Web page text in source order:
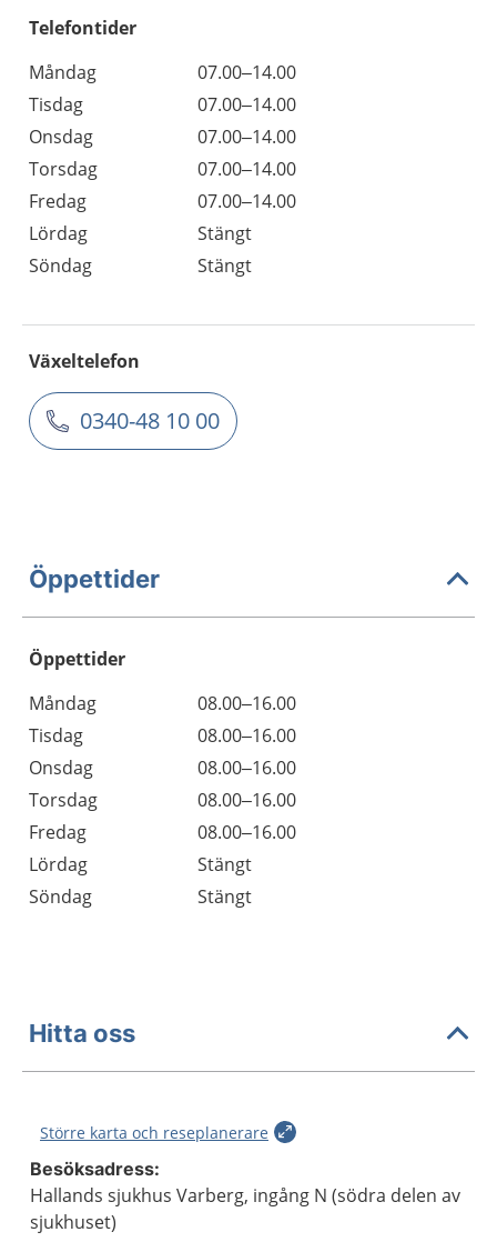
Telefontider
Måndag
07.00–14.00
Tisdag
07.00–14.00
Onsdag
07.00–14.00
Torsdag
07.00–14.00
Fredag
07.00–14.00
Lördag
Stängt
Söndag
Stängt
Växeltelefon
0340-48 10 00
Öppettider
Öppettider
Dag
Öppettider
Kommentarer
Måndag
08.00–16.00
Tisdag
08.00–16.00
Onsdag
08.00–16.00
Torsdag
08.00–16.00
Fredag
08.00–16.00
Lördag
Stängt
Söndag
Stängt
Hitta oss
Större karta och reseplanerare
Besöksadress:
Hallands sjukhus Varberg, ingång N (södra delen av
sjukhuset)